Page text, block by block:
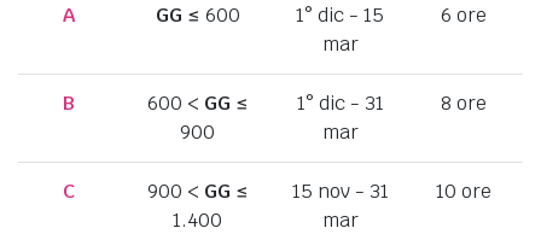
A GG ≤ 600
1° dic - 15
mar
6 ore
B 600 < GG ≤
900
1° dic - 31
mar
8 ore
C 900 < GG ≤
1.400
15 nov - 31
mar
10 ore